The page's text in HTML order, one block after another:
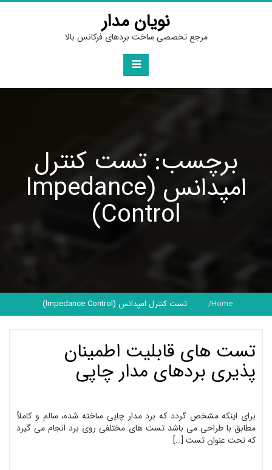
Skip
نویان مدار
مرجع تخصصی ساخت بردهای فرکانس بالا
برچسب: تست کنترل
امپدانس (Impedance
Control)
Home تست کنترل امپدانس (Impedance Control)
تست های قابلیت اطمینان
پذیری بردهای مدار چاپی
برای اینکه مشخص گردد که برد مدار چاپی ساخته شده، سالم و کاملاً
مطابق با طراحی می باشد تست های مختلفی روی برد انجام می گیرد
که تحت عنوان تست […]